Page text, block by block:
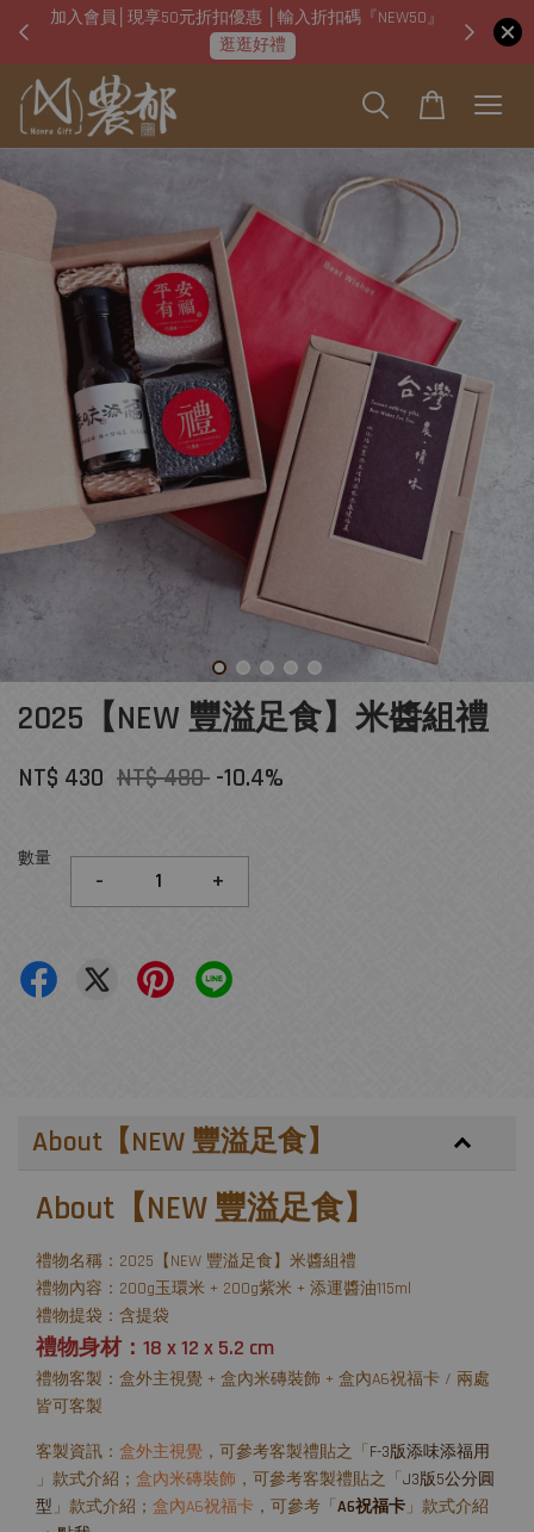
加入會員│現享50元折扣優惠 │輸入折扣碼『NEW50』
逛逛好禮
即日
2025【NEW 豐溢足食】米醬組禮
NT$ 430 NT$ 480 -10.4%
數量
- +
About【NEW 豐溢足食】
About【NEW 豐溢足食】
禮物名稱：2025【NEW 豐溢足食】米醬組禮
禮物內容：200g玉環米 + 200g紫米 + 添運醬油115ml
禮物提袋：含提袋
禮物身材：18 x 12 x 5.2 cm
禮物客製：盒外主視覺 + 盒內米磚裝飾 + 盒內A6祝福卡 / 兩處
皆可客製
客製資訊： 盒外主視覺 ，可參考客製禮貼之「 F-3版添味添福用
」款式介紹； 盒內米磚裝飾 ，可參考客製禮貼之「 J3版5公分圓
型」款式介紹； 盒內A6祝福卡 ，可參考「 A6祝福卡」款式介紹